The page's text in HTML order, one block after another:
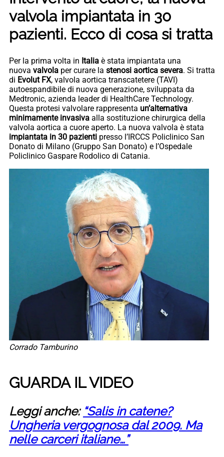
valvola impiantata in 30
pazienti. Ecco di cosa si tratta
Per la prima volta in Italia è stata impiantata una
nuova valvola per curare la stenosi aortica severa. Si tratta
di Evolut FX, valvola aortica transcatetere (TAVI)
autoespandibile di nuova generazione, sviluppata da
Medtronic, azienda leader di HealthCare Technology.
Questa protesi valvolare rappresenta un’alternativa
minimamente invasiva alla sostituzione chirurgica della
valvola aortica a cuore aperto. La nuova valvola è stata
impiantata in 30 pazienti presso l’IRCCS Policlinico San
Donato di Milano (Gruppo San Donato) e l’Ospedale
Policlinico Gaspare Rodolico di Catania.
Corrado Tamburino
GUARDA IL VIDEO
Leggi anche: “Salis in catene?
Ungheria vergognosa dal 2009. Ma
nelle carceri italiane…”